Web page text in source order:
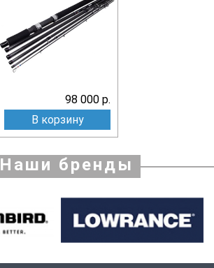
98 000 р.
В корзину
Наши бренды